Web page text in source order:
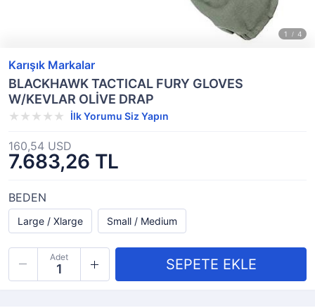
Karışık Markalar
BLACKHAWK TACTICAL FURY GLOVES
W/KEVLAR OLİVE DRAP
İlk Yorumu Siz Yapın
7.683,26 TL
160,54 USD
BEDEN
Large / Xlarge Small / Medium
Adet